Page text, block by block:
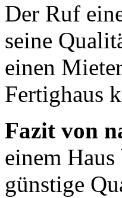
Der Ruf
seine
einen
Fertighaus
Fazit von
einem
günstige